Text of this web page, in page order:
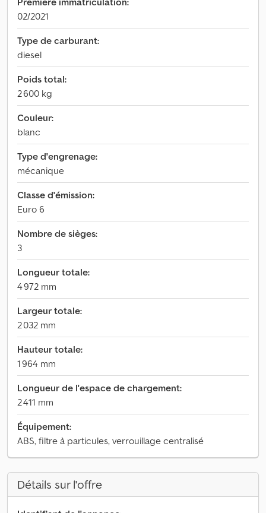
02/2021
Type de carburant:
diesel
Poids total:
2 600 kg
Couleur:
blanc
Type d'engrenage:
mécanique
Classe d'émission:
Euro 6
Nombre de sièges:
3
Longueur totale:
4 972 mm
Largeur totale:
2 032 mm
Hauteur totale:
1 964 mm
Longueur de l'espace de chargement:
2 411 mm
Équipement:
ABS, filtre à particules, verrouillage centralisé
Détails sur l'offre